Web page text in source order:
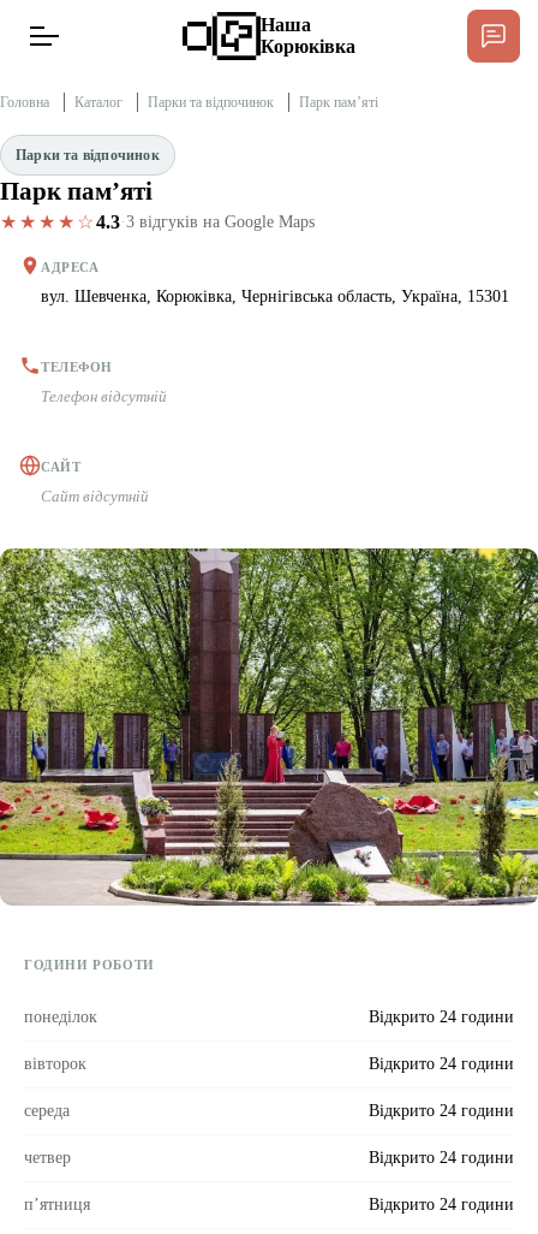
Новини
Публікації
Довідник
Етичний кодекс
Рекламні прайси
Про нас
Бюджет
Тендери
Наша
Корюківка
Головна Каталог Парки та відпочинок Парк пам’ятi
Парки та відпочинок
Парк пам’ятi
★★★★☆4.3·3 відгуків на Google Maps
АДРЕСА
вул. Шевченка, Корюківка, Чернігівська область, Україна, 15301
ТЕЛЕФОН
Телефон відсутній
САЙТ
Сайт відсутній
ГОДИНИ РОБОТИ
понеділок Відкрито 24 години
вівторок Відкрито 24 години
середа Відкрито 24 години
четвер Відкрито 24 години
пʼятниця Відкрито 24 години